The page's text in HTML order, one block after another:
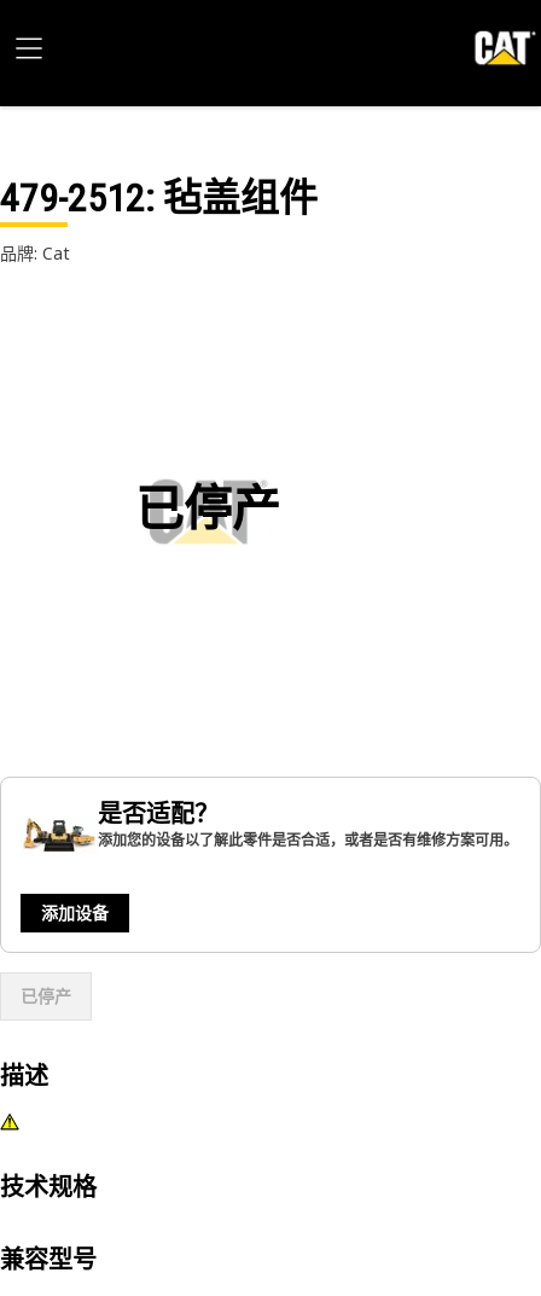
479-2512: 毡盖组件
品牌: Cat
已停产
是否适配？
添加您的设备以了解此零件是否合适，或者是否有维修方案可用。
添加设备
已停产
描述
技术规格
兼容型号